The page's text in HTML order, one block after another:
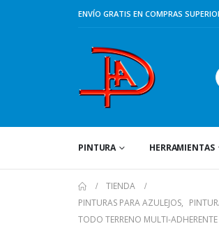
ENVÍO GRATIS EN COMPRAS
PINTURA HERRAMIENTAS
TIENDA
PINTURAS PARA AZULEJOS,
TODO TERRENO MULTI-ADHERENTE